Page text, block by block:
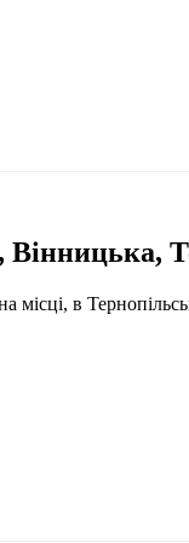
місці, в